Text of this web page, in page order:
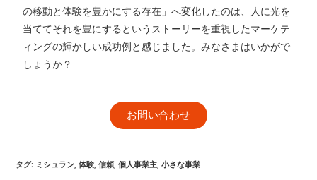
の移動と体験を豊かにする存在」へ変化したのは、人に光を
当ててそれを豊にするというストーリーを重視したマーケテ
ィングの輝かしい成功例と感じました。みなさまはいかがで
しょうか？
お問い合わせ
タグ: ミシュラン, 体験, 信頼, 個人事業主, 小さな事業